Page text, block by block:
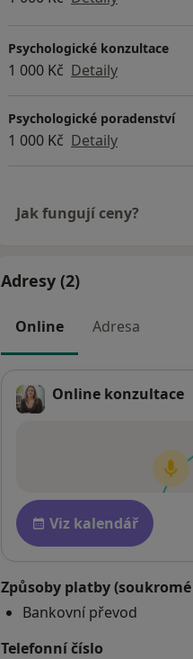
Psychologické konzultace
1 000 Kč Detaily
Psychologické poradenství
1 000 Kč Detaily
Jak fungují ceny?
Adresy (2)
Online Adresa
Online konzultace
Dostupnost
Viz kalendář
Způsoby platby
Bankovní převod
Telefonní číslo